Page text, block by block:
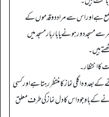
ہے اور اس سے مراد دو قدموں کے
مسجد دور ہونے یا بار بار مسجد میں
ہیں۔
کا انتظار۔
کے بعد وہ اگلی نماز کا منتظر رہتا ہے اور کسی
کے باوجود اس کا دل نماز کی طرف معلق